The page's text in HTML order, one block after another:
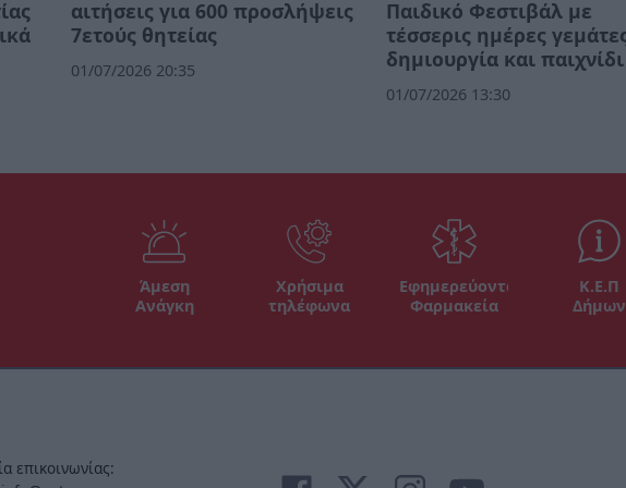
αιτήσεις για 600 προσλήψεις
7ετούς θητείας
01/07/2026 20:35
Παιδικό Φεστιβάλ με
τέσσερις ημέρες
δημιουργία και παιχνίδι
01/07/2026 13:30
Άμεση
Ανάγκη
Χρήσιμα
τηλέφωνα
Εφημερεύοντα
Φαρμακεία
Κ.Ε.Π
Δήμων
επικοινωνίας: